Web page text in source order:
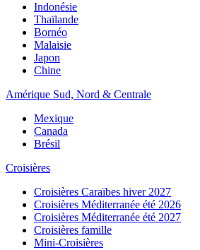
Indonésie
Thaïlande
Bornéo
Malaisie
Japon
Chine
Amérique Sud, Nord & Centrale
Mexique
Canada
Brésil
Croisières
Croisières Caraïbes hiver 2027
Croisières Méditerranée été 2026
Croisières Méditerranée été 2027
Croisières famille
Mini-Croisières